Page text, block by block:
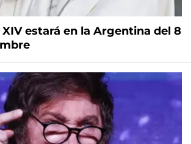
XIV estará en la Argentina del 8